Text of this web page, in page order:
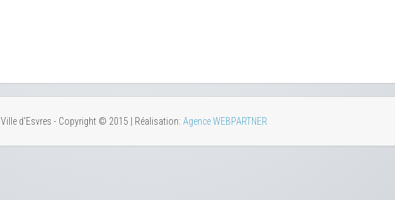
Ville d'Esvres - Copyright © 2015 | Réalisation: Agence WEBPARTNER